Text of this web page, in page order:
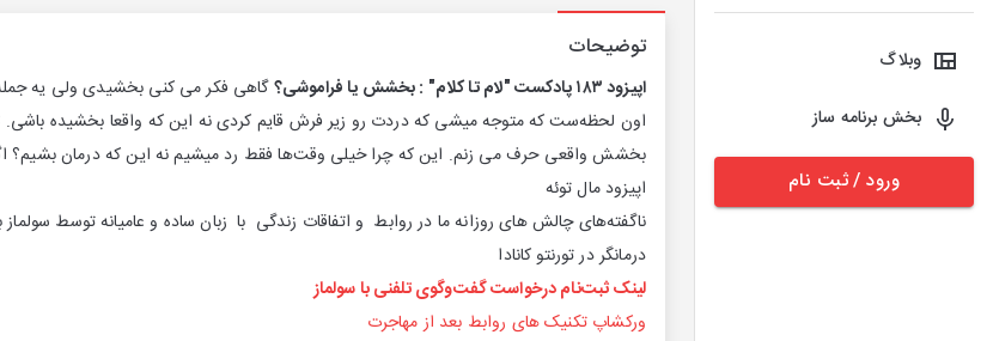
وبلاگ
بخش برنامه ساز
ورود / ثبت نام
توضیحات
اپیزود ۱۸۳ پادکست "لام تا کلام" : بخشش یا فراموشی؟
گاهی فکر می کنی بخشیدی ولی یه
اون لحظه‌ست که متوجه میشی که دردت رو زیر فرش قایم کردی نه این که واقعا بخشیده باشی.
بخشش واقعی حرف می زنم. این که چرا خیلی وقت‌ها فقط رد میشیم نه این که درمان بشیم؟
اپیزود مال توئه
ناگفته‌های چالش های روزانه ما در روابط و اتفاقات زندگی با زبان ساده و عامیانه توسط
درمانگر در تورنتو کانادا
لینک ثبت‌نام درخواست گفت‌وگوی تلفنی با سولماز
ورکشاپ تکنیک های روابط بعد از مهاجرت